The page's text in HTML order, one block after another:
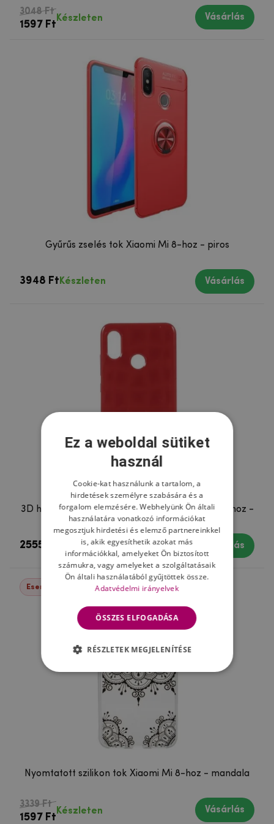
3048 Ft
1597 Ft
Készleten Vásárlás
Gyűrűs zselés tok Xiaomi Mi 8-hoz - piros
3948 Ft Készleten Vásárlás
3D hatású gyémánt zselés borítás Xiaomi Mi 8-hoz -
piros
2555 Ft Készleten Vásárlás
Események -52%
Nyomtatott szilikon tok Xiaomi Mi 8-hoz - mandala
3339 Ft
1597 Ft
Készleten Vásárlás
Ez a weboldal sütiket
használ
Cookie-kat használunk a tartalom, a
hirdetések személyre szabására és a
forgalom elemzésére. Webhelyünk Ön általi
használatára vonatkozó információkat
megosztjuk hirdetési és elemző partnereinkkel
is, akik egyesíthetik azokat más
információkkal, amelyeket Ön biztosított
számukra, vagy amelyeket a szolgáltatásaik
Ön általi használatából gyűjtöttek össze.
Adatvédelmi irányelvek
ÖSSZES ELFOGADÁSA
RÉSZLETEK MEGJELENÍTÉSE